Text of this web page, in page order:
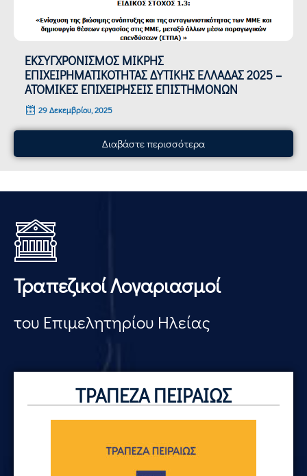
ΕΚΣΥΓΧΡΟΝΙΣΜΟΣ ΜΙΚΡΗΣ
ΕΠΙΧΕΙΡΗΜΑΤΙΚΟΤΗΤΑΣ ΔΥΤΙΚΗΣ ΕΛΛΑΔΑΣ 2025 –
ΑΤΟΜΙΚΕΣ ΕΠΙΧΕΙΡΗΣΕΙΣ ΕΠΙΣΤΗΜΟΝΩΝ
29 Δεκεμβρίου, 2025
Διαβάστε περισσότερα
Τραπεζικοί Λογαριασμοί
του Επιμελητηρίου Ηλείας
ΤΡΑΠΕΖΑ ΠΕΙΡΑΙΩΣ